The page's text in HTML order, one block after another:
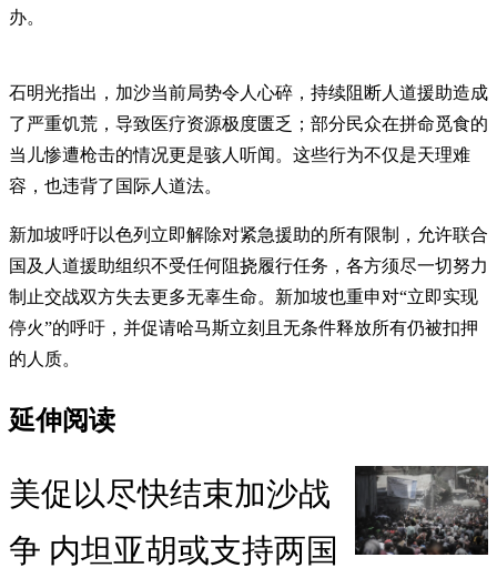
办。
石明光指出，加沙当前局势令人心碎，持续阻断人道援助造成
了严重饥荒，导致医疗资源极度匮乏；部分民众在拼命觅食的
当儿惨遭枪击的情况更是骇人听闻。这些行为不仅是天理难
容，也违背了国际人道法。
新加坡呼吁以色列立即解除对紧急援助的所有限制，允许联合
国及人道援助组织不受任何阻挠履行任务，各方须尽一切努力
制止交战双方失去更多无辜生命。新加坡也重申对“立即实现
停火”的呼吁，并促请哈马斯立刻且无条件释放所有仍被扣押
的人质。
延伸阅读
美促以尽快结束加沙战
争 内坦亚胡或支持两国